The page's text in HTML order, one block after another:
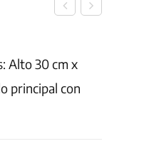
Alto 30 cm x
principal con